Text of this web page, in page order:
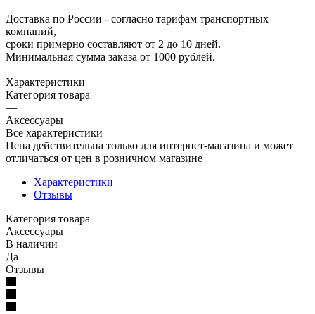
Доставка по России - согласно тарифам транспортных
компаний,
сроки примерно составляют от 2 до 10 дней.
Минимальная сумма заказа от 1000 рублей.
Характеристики
Категория товара
—
Аксессуары
Все характеристики
Цена действительна только для интернет-магазина и может
отличаться от цен в розничном магазине
Характеристики
Отзывы
Категория товара
Аксессуары
В наличии
Да
Отзывы